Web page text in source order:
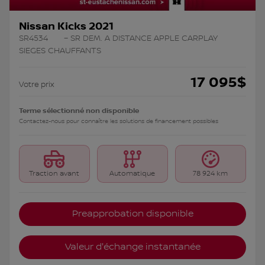
Nissan Kicks 2021
SR4534
– SR DEM. A DISTANCE APPLE CARPLAY
SIEGES CHAUFFANTS
Votre prix 17 095$
Terme sélectionné non disponible
Contactez-nous pour connaître les solutions de financement possibles
Traction avant Automatique 78 924 km
Preapprobation disponible
Valeur d'échange instantanée